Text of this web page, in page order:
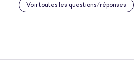
Voir toutes les questions/réponses